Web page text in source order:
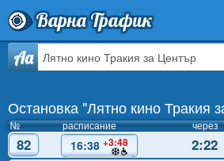
Варна Трафик
Остановка
Расписание
Как Добраться?
Aa
Остановка "Лятно кино Тракия
№ расписание через
82 16:38 +3:48 2:22